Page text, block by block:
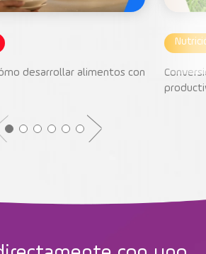
desarrollar alimentos con